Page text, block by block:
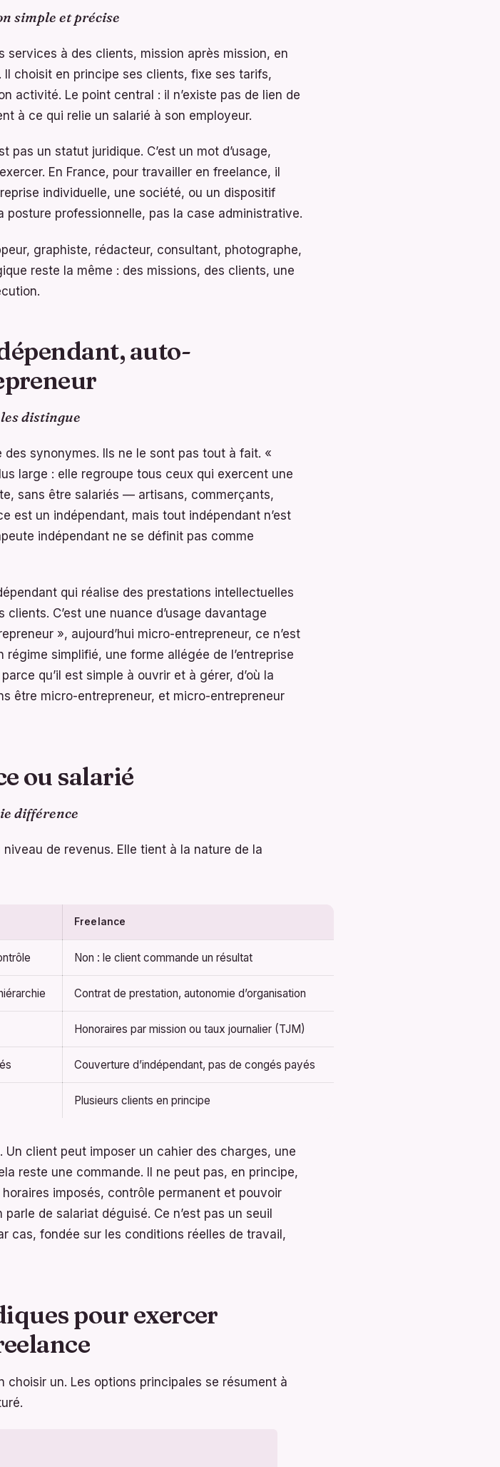
simple et précise
à des clients, mission après mission, en
choisit en principe ses clients, fixe ses tarifs,
activité. Le point central : il n’existe pas de lien de
à ce qui relie un salarié à son employeur.
pas un statut juridique. C’est un mot d’usage,
En France, pour travailler en freelance, il
individuelle, une société, ou un dispositif
professionnelle, pas la case administrative.
graphiste, rédacteur, consultant, photographe,
reste la même : des missions, des clients, une
auto-
distingue
synonymes. Ils ne le sont pas tout à fait. «
large : elle regroupe tous ceux qui exercent une
sans être salariés — artisans, commerçants,
est un indépendant, mais tout indépendant n’est
indépendant ne se définit pas comme
qui réalise des prestations intellectuelles
C’est une nuance d’usage davantage
», aujourd’hui micro-entrepreneur, ce n’est
simplifié, une forme allégée de l’entreprise
qu’il est simple à ouvrir et à gérer, d’où la
être micro-entrepreneur, et micro-entrepreneur
ou salarié
différence
de revenus. Elle tient à la nature de la
Freelance
Non : le client commande un résultat
Contrat de prestation, autonomie d’organisation
Honoraires par mission ou taux journalier (TJM)
Couverture d’indépendant, pas de congés payés
Plusieurs clients en principe
client peut imposer un cahier des charges, une
reste une commande. Il ne peut pas, en principe,
imposés, contrôle permanent et pouvoir
de salariat déguisé. Ce n’est pas un seuil
cas, fondée sur les conditions réelles de travail,
pour exercer
choisir un. Les options principales se résument à